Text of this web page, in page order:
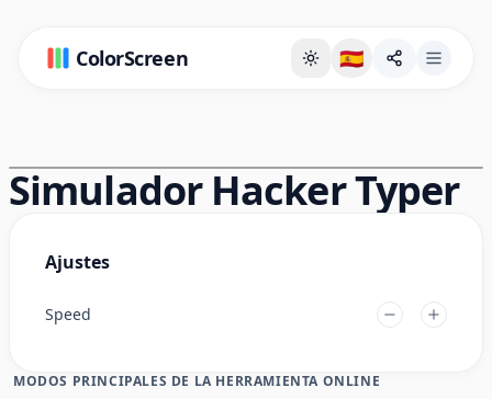
ColorScreen 🇪🇸
Simulador Hacker Typer
Ajustes
Speed
MODOS PRINCIPALES DE LA HERRAMIENTA ONLINE